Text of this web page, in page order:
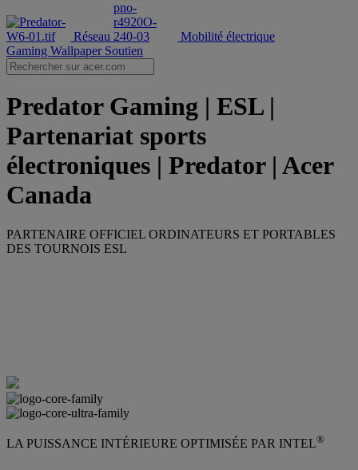
Réseau
Mobilité électrique
Gaming Wallpaper Soutien
Predator Gaming | ESL |
Partenariat sports
électroniques | Predator | Acer
Canada
PARTENAIRE OFFICIEL ORDINATEURS ET PORTABLES
DES TOURNOIS ESL
LA PUISSANCE INTÉRIEURE OPTIMISÉE PAR INTEL®